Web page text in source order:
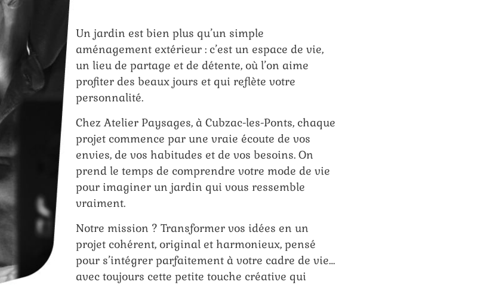
Un jardin est bien plus qu’un simple
aménagement extérieur : c’est un espace de vie,
un lieu de partage et de détente, où l’on aime
profiter des beaux jours et qui reflète votre
personnalité.
Chez Atelier Paysages, à Cubzac-les-Ponts, chaque
projet commence par une vraie écoute de vos
envies, de vos habitudes et de vos besoins. On
prend le temps de comprendre votre mode de vie
pour imaginer un jardin qui vous ressemble
vraiment.
Notre mission ? Transformer vos idées en un
projet cohérent, original et harmonieux, pensé
pour s’intégrer parfaitement à votre cadre de vie…
avec toujours cette petite touche créative qui